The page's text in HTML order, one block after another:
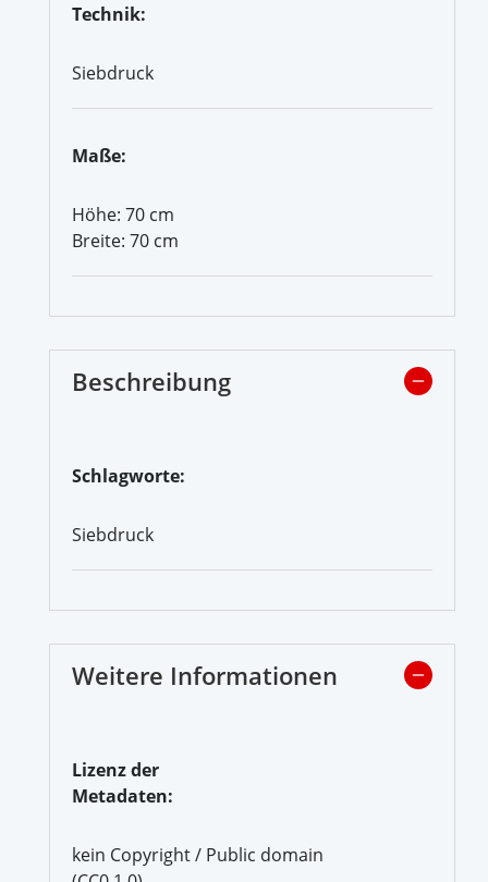
Technik:
Siebdruck
Maße:
Höhe: 70 cm
Breite: 70 cm
Beschreibung
Schlagworte:
Siebdruck
Weitere Informationen
Lizenz der
Metadaten:
kein Copyright / Public domain